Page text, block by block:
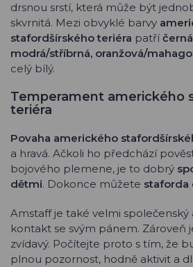
drsnou srstí, která může být
skvrnitá. Mezi obvyklé barvy
stafordšírského teriéra patří
modrá/stříbrná, oranžová/
celý bílý.
Temperament amerického
teriéra
Povaha amerického
a hravá. Ačkoli ho předchází
bojového plemene, je to dobrý
dětmi. Dokonce můžete staforda
Amstaff je také velmi společenský
kontakt se svým pánem. Zároveň
zvídavý. Počítejte proto s tím, že
plnou pozornost, hodně aktivit a